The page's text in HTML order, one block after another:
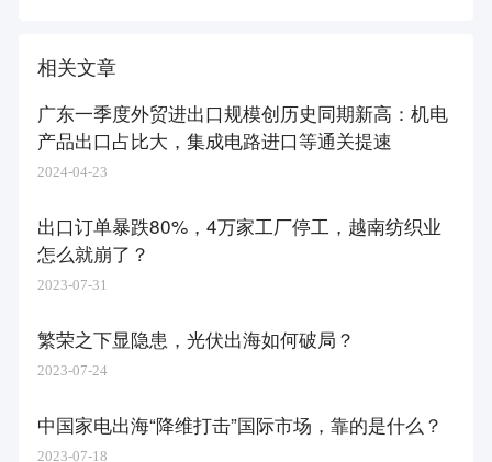
相关文章
广东一季度外贸进出口规模创历史同期新高：机电
产品出口占比大，集成电路进口等通关提速
2024-04-23
出口订单暴跌80%，4万家工厂停工，越南纺织业
怎么就崩了？
2023-07-31
繁荣之下显隐患，光伏出海如何破局？
2023-07-24
中国家电出海“降维打击”国际市场，靠的是什么？
2023-07-18